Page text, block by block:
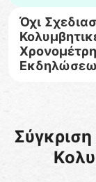
Όχι
Σύγκριση